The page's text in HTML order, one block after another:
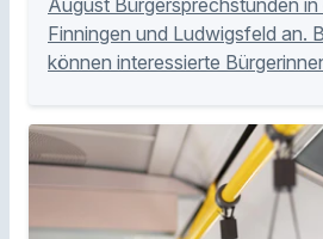
August Bürgersprechstunden
Finningen und Ludwigsfeld an.
können interessierte